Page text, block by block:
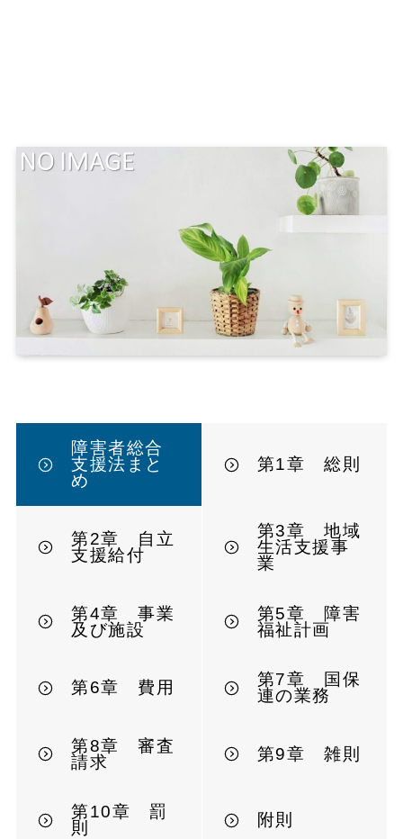
障害者総合
支援法まと
め
第1章 総則
第2章 自立
支援給付
第3章 地域
生活支援事
業
第4章 事業
及び施設
第5章 障害
福祉計画
第6章 費用
第7章 国保
連の業務
第8章 審査
請求
第9章 雑則
第10章 罰
則
附則